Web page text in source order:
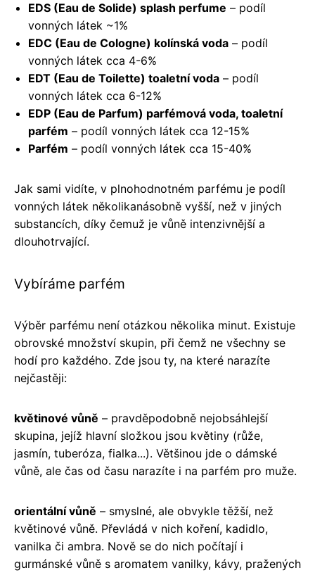
EDS (Eau de Solide) splash perfume – podíl
vonných látek ~1%
EDC (Eau de Cologne) kolínská voda – podíl
vonných látek cca 4-6%
EDT (Eau de Toilette) toaletní voda – podíl
vonných látek cca 6-12%
EDP (Eau de Parfum) parfémová voda, toaletní
parfém – podíl vonných látek cca 12-15%
Parfém – podíl vonných látek cca 15-40%
Jak sami vidíte, v plnohodnotném parfému je podíl
vonných látek několikanásobně vyšší, než v jiných
substancích, díky čemuž je vůně intenzivnější a
dlouhotrvající.
Vybíráme parfém
Výběr parfému není otázkou několika minut. Existuje
obrovské množství skupin, při čemž ne všechny se
hodí pro každého. Zde jsou ty, na které narazíte
nejčastěji:
květinové vůně – pravděpodobně nejobsáhlejší
skupina, jejíž hlavní složkou jsou květiny (růže,
jasmín, tuberóza, fialka...). Většinou jde o dámské
vůně, ale čas od času narazíte i na parfém pro muže.
orientální vůně – smyslné, ale obvykle těžší, než
květinové vůně. Převládá v nich koření, kadidlo,
vanilka či ambra. Nově se do nich počítají i
gurmánské vůně s aromatem vanilky, kávy, pražených